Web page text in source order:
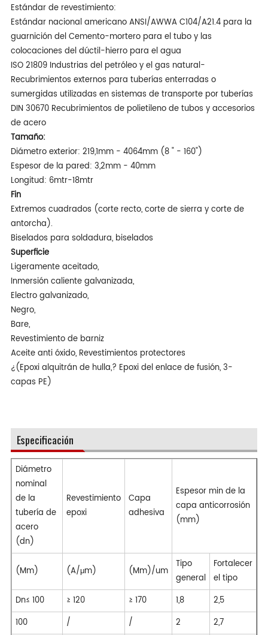
Estándar de revestimiento:
Estándar nacional americano ANSI/AWWA C104/A21.4 para la
guarnición del Cemento-mortero para el tubo y las
colocaciones del dúctil-hierro para el agua
ISO 21809 Industrias del petróleo y el gas natural-
Recubrimientos externos para tuberías enterradas o
sumergidas utilizadas en sistemas de transporte por tuberías
DIN 30670 Recubrimientos de polietileno de tubos y accesorios
de acero
Tamaño:
Diámetro exterior: 219,1mm - 4064mm (8 " - 160")
Espesor de la pared: 3,2mm - 40mm
Longitud: 6mtr-18mtr
Fin
Extremos cuadrados (corte recto, corte de sierra y corte de
antorcha).
Biselados para soldadura, biselados
Superficie
Ligeramente aceitado,
Inmersión caliente galvanizada,
Electro galvanizado,
Negro,
Bare,
Revestimiento de barniz
Aceite anti óxido, Revestimientos protectores
¿(Epoxi alquitrán de hulla,? Epoxi del enlace de fusión, 3-
capas PE)
Especificación
Diámetro
nominal
de la
tubería de
acero
(dn)
Revestimiento
epoxi
Capa
adhesiva
Espesor min de la
capa anticorrosión
(mm)
(Mm) (A/μm) (Mm)/um
Tipo
general
Fortalecer
el tipo
Dn≤ 100
≥ 120 ≥ 170 1,8
2,5
100
/ / 2
2,7